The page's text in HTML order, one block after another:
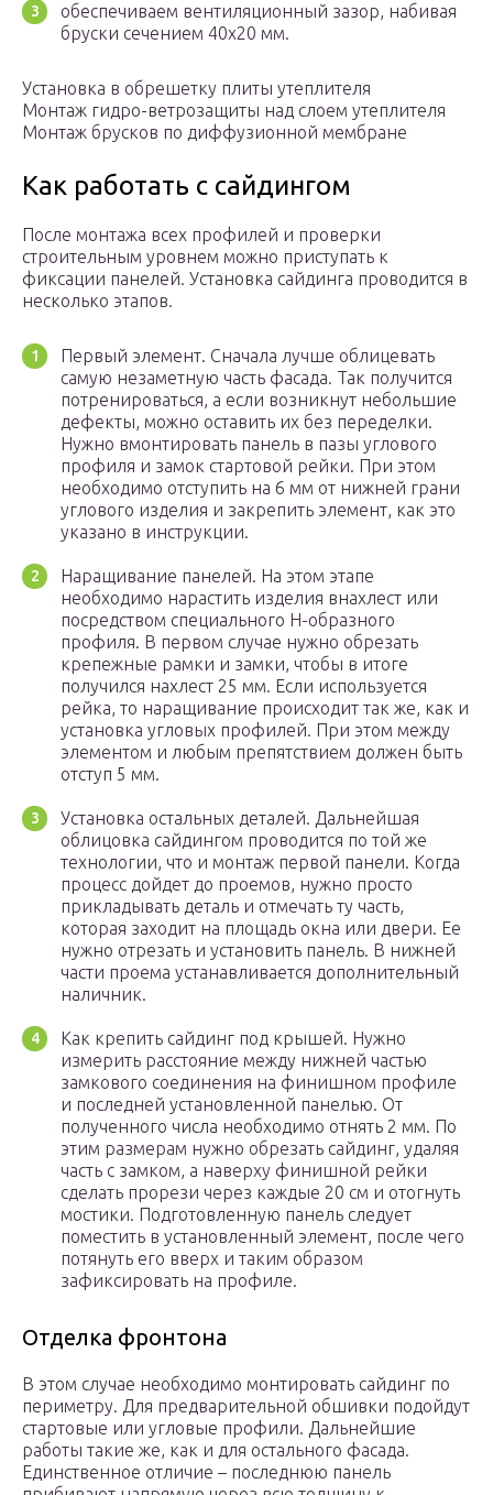
обеспечиваем вентиляционный зазор, набивая
бруски сечением 40х20 мм.
Установка в обрешетку плиты утеплителя
Монтаж гидро-ветрозащиты над слоем утеплителя
Монтаж брусков по диффузионной мембране
Как работать с сайдингом
После монтажа всех профилей и проверки
строительным уровнем можно приступать к
фиксации панелей. Установка сайдинга проводится в
несколько этапов.
Первый элемент. Сначала лучше облицевать
самую незаметную часть фасада. Так получится
потренироваться, а если возникнут небольшие
дефекты, можно оставить их без переделки.
Нужно вмонтировать панель в пазы углового
профиля и замок стартовой рейки. При этом
необходимо отступить на 6 мм от нижней грани
углового изделия и закрепить элемент, как это
указано в инструкции.
Наращивание панелей. На этом этапе
необходимо нарастить изделия внахлест или
посредством специального Н-образного
профиля. В первом случае нужно обрезать
крепежные рамки и замки, чтобы в итоге
получился нахлест 25 мм. Если используется
рейка, то наращивание происходит так же, как и
установка угловых профилей. При этом между
элементом и любым препятствием должен быть
отступ 5 мм.
Установка остальных деталей. Дальнейшая
облицовка сайдингом проводится по той же
технологии, что и монтаж первой панели. Когда
процесс дойдет до проемов, нужно просто
прикладывать деталь и отмечать ту часть,
которая заходит на площадь окна или двери. Ее
нужно отрезать и установить панель. В нижней
части проема устанавливается дополнительный
наличник.
Как крепить сайдинг под крышей. Нужно
измерить расстояние между нижней частью
замкового соединения на финишном профиле
и последней установленной панелью. От
полученного числа необходимо отнять 2 мм. По
этим размерам нужно обрезать сайдинг, удаляя
часть с замком, а наверху финишной рейки
сделать прорези через каждые 20 см и отогнуть
мостики. Подготовленную панель следует
поместить в установленный элемент, после чего
потянуть его вверх и таким образом
зафиксировать на профиле.
Отделка фронтона
В этом случае необходимо монтировать сайдинг по
периметру. Для предварительной обшивки подойдут
стартовые или угловые профили. Дальнейшие
работы такие же, как и для остального фасада.
Единственное отличие – последнюю панель